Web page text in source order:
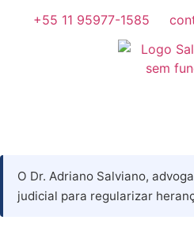
+55 11 95977-1585
O Dr. Adriano Salviano,
judicial para regularizar